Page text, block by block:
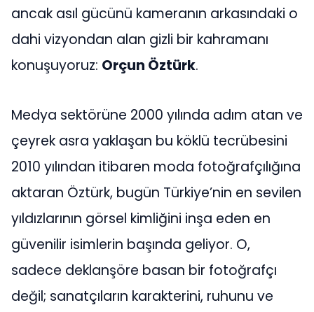
ancak asıl gücünü kameranın arkasındaki o
dahi vizyondan alan gizli bir kahramanı
konuşuyoruz: Orçun Öztürk.
Medya sektörüne 2000 yılında adım atan ve
çeyrek asra yaklaşan bu köklü tecrübesini
2010 yılından itibaren moda fotoğrafçılığına
aktaran Öztürk, bugün Türkiye’nin en sevilen
yıldızlarının görsel kimliğini inşa eden en
güvenilir isimlerin başında geliyor. O,
sadece deklanşöre basan bir fotoğrafçı
değil; sanatçıların karakterini, ruhunu ve